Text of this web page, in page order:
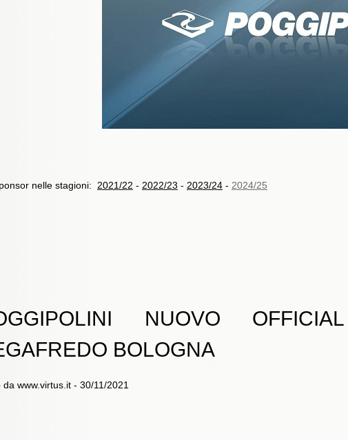
nelle stagioni: 2021/22 - 2022/23 - 2023/24 - 2024/25
NUOVO
BOLOGNA
da www.virtus.it - 30/11/2021